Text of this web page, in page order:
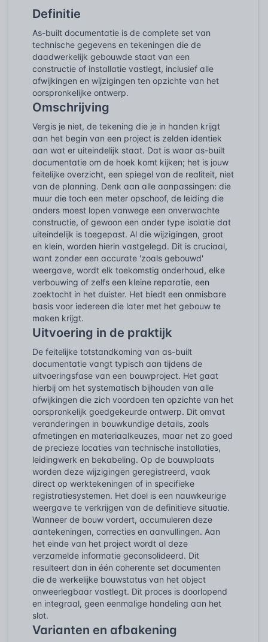
Definitie
As-built documentatie is de complete set van
technische gegevens en tekeningen die de
daadwerkelijk gebouwde staat van een
constructie of installatie vastlegt, inclusief alle
afwijkingen en wijzigingen ten opzichte van het
oorspronkelijke ontwerp.
Omschrijving
Vergis je niet, de tekening die je in handen krijgt
aan het begin van een project is zelden identiek
aan wat er uiteindelijk staat. Dat is waar as-built
documentatie om de hoek komt kijken; het is jouw
feitelijke overzicht, een spiegel van de realiteit, niet
van de planning. Denk aan alle aanpassingen: die
muur die toch een meter opschoof, de leiding die
anders moest lopen vanwege een onverwachte
constructie, of gewoon een ander type isolatie dat
uiteindelijk is toegepast. Al die wijzigingen, groot
en klein, worden hierin vastgelegd. Dit is cruciaal,
want zonder een accurate 'zoals gebouwd'
weergave, wordt elk toekomstig onderhoud, elke
verbouwing of zelfs een kleine reparatie, een
zoektocht in het duister. Het biedt een onmisbare
basis voor iedereen die later met het gebouw te
maken krijgt.
Uitvoering in de praktijk
De feitelijke totstandkoming van as-built
documentatie vangt typisch aan tijdens de
uitvoeringsfase van een bouwproject. Het gaat
hierbij om het systematisch bijhouden van alle
afwijkingen die zich voordoen ten opzichte van het
oorspronkelijk goedgekeurde ontwerp. Dit omvat
veranderingen in bouwkundige details, zoals
afmetingen en materiaalkeuzes, maar net zo goed
de precieze locaties van technische installaties,
leidingwerk en bekabeling. Op de bouwplaats
worden deze wijzigingen geregistreerd, vaak
direct op werktekeningen of in specifieke
registratiesystemen. Het doel is een nauwkeurige
weergave te verkrijgen van de definitieve situatie.
Wanneer de bouw vordert, accumuleren deze
aantekeningen, correcties en aanvullingen. Aan
het einde van het project wordt al deze
verzamelde informatie geconsolideerd. Dit
resulteert dan in één coherente set documenten
die de werkelijke bouwstatus van het object
onweerlegbaar vastlegt. Dit proces is doorlopend
en integraal, geen eenmalige handeling aan het
slot.
Varianten en afbakening